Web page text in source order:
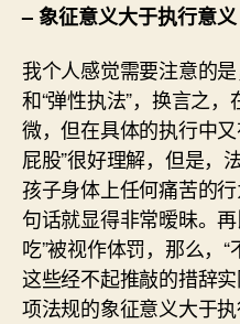
– 象征意义大于执行意
我个人感觉需要注意的
和“弹性执法”，换言之
微，但在具体的执行中
屁股”很好理解，但是，
孩子身体上任何痛苦的
句话就显得非常暧昧。
吃”被视作体罚，那么，“
这些经不起推敲的措辞
项法规的象征意义大于执